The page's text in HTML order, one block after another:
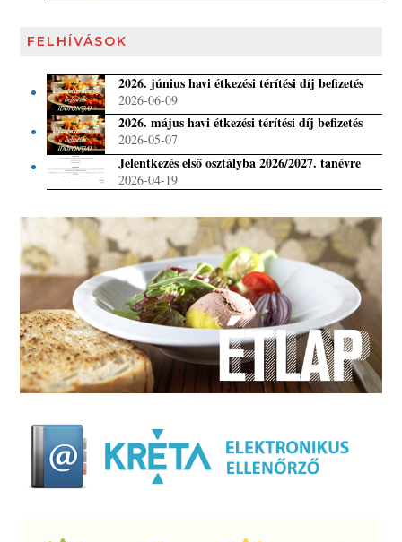
FELHÍVÁSOK
2026. június havi étkezési térítési díj befizetés
2026-06-09
2026. május havi étkezési térítési díj befizetés
2026-05-07
Jelentkezés első osztályba 2026/2027. tanévre
2026-04-19